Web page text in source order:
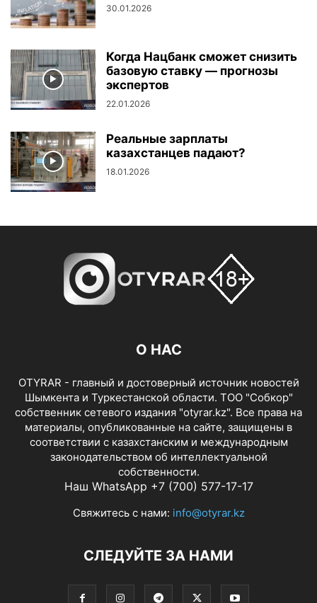
30.01.2026
Когда Нацбанк сможет снизить
базовую ставку — прогнозы
экспертов
22.01.2026
Реальные зарплаты
казахстанцев падают?
18.01.2026
О НАС
OTYRAR - главный и достоверный источник новостей
Шымкента и Туркестанской области. ТОО "Собкор"
собственник сетевого издания "otyrar.kz". Все права на
материалы, опубликованные на сайте, защищены в
соответствии с казахстанским и международным
законодательством об интеллектуальной
собственности.
Наш WhatsApp +7 (700) 577-17-17
Свяжитесь с нами: info@otyrar.kz
СЛЕДУЙТЕ ЗА НАМИ